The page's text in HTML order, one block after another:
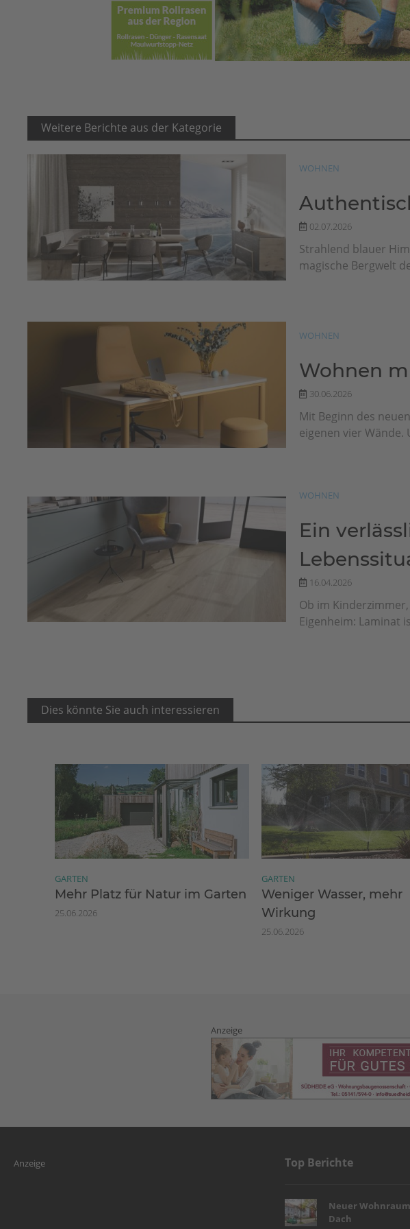
Weitere Berichte aus der Kategorie
WOHNEN
02.07.2026
Strahlend blauer
magische Bergwelt
WOHNEN
Wohnen
30.06.2026
Mit Beginn des
eigenen vier
WOHNEN
Ein
16.04.2026
Ob im
Eigenheim: Laminat
Dies könnte Sie auch interessieren
GARTEN
Mehr Platz für Natur im Garten
25.06.2026
GARTEN
Weniger Wasser, mehr
Wirkung
25.06.2026
Anzeige
Anzeige Top Berichte
Neuer
Dach